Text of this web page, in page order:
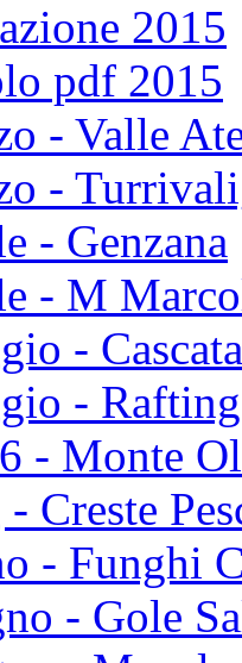
2015
pdf 2015
- Valle
-
- Genzana
- M
-
-
- Monte
Creste
- Funghi
- Gole